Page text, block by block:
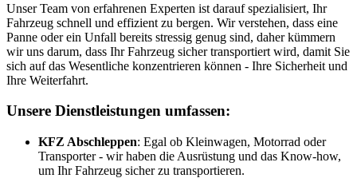
Unser Team von erfahrenen Experten ist darauf spezialisiert, Ihr
Fahrzeug schnell und effizient zu bergen. Wir verstehen, dass eine
Panne oder ein Unfall bereits stressig genug sind, daher kümmern
wir uns darum, dass Ihr Fahrzeug sicher transportiert wird, damit Sie
sich auf das Wesentliche konzentrieren können - Ihre Sicherheit und
Ihre Weiterfahrt.
Unsere Dienstleistungen umfassen:
KFZ Abschleppen: Egal ob Kleinwagen, Motorrad oder
Transporter - wir haben die Ausrüstung und das Know-how,
um Ihr Fahrzeug sicher zu transportieren.